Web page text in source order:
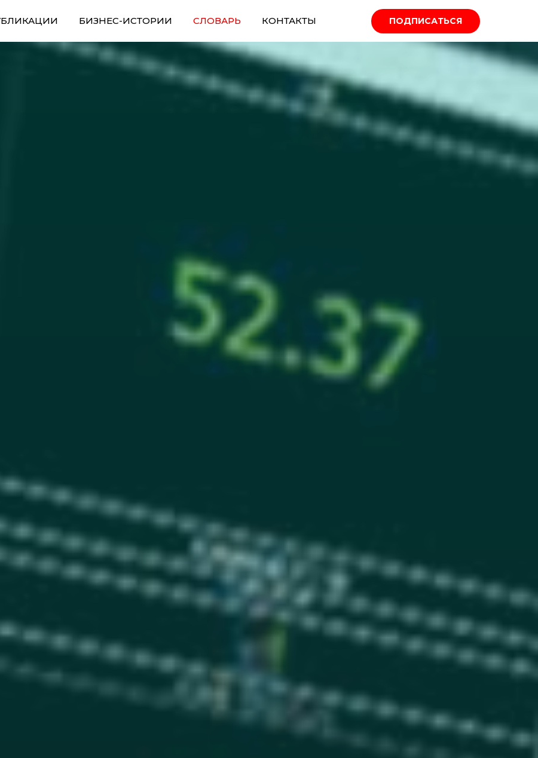
БИЗНЕС-ИСТОРИИ СЛОВАРЬ КОНТАКТЫ ПОДПИСАТЬСЯ